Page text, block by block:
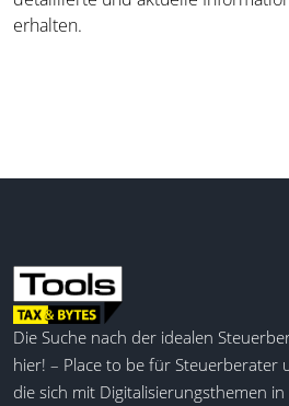
erhalten.
Die Suche nach der idealen
hier! – Place to be für Steuerberater
die sich mit Digitalisierungsthemen in